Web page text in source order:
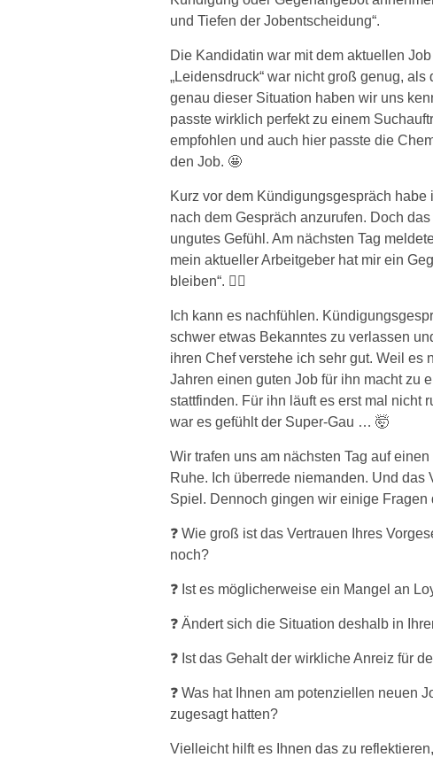
und Tiefen der Jobentscheidung“.
Die Kandidatin war mit dem aktuellen
„Leidensdruck“ war nicht groß genug,
genau dieser Situation haben wir uns
passte wirklich perfekt zu einem
empfohlen und auch hier passte die
den Job. 🤩
Kurz vor dem Kündigungsgespräch
nach dem Gespräch anzurufen. Doch
ungutes Gefühl. Am nächsten Tag
mein aktueller Arbeitgeber hat mir ein
bleiben“. 🤷‍♀️
Ich kann es nachfühlen.
schwer etwas Bekanntes zu verlassen
ihren Chef verstehe ich sehr gut. Weil es
Jahren einen guten Job für ihn macht zu
stattfinden. Für ihn läuft es erst mal nicht
war es gefühlt der Super-Gau … 🤯
Wir trafen uns am nächsten Tag auf
Ruhe. Ich überrede niemanden. Und
Spiel. Dennoch gingen wir einige Fragen
❓ Wie groß ist das Vertrauen Ihres
noch?
❓ Ist es möglicherweise ein Mangel an
❓ Ändert sich die Situation deshalb in
❓ Ist das Gehalt der wirkliche Anreiz für
❓ Was hat Ihnen am potenziellen neuen
zugesagt hatten?
Vielleicht hilft es Ihnen das zu